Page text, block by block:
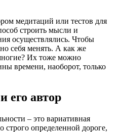
медитаций или тестов для
строить мысли и
осуществлялись. Чтобы
себя менять. А как же
Их тоже можно
времени, наоборот, только
его автор
– это вариативная
определенной дороге,